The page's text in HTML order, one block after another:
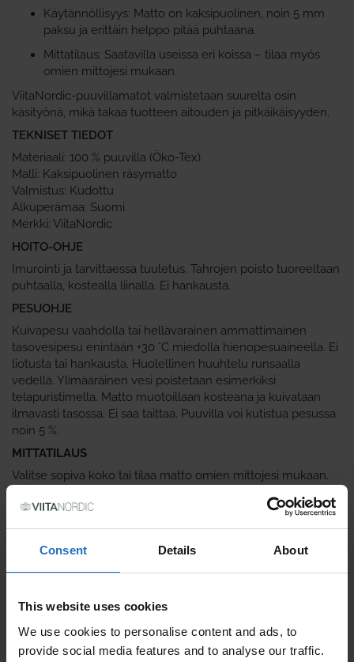
Consent Details About
This website uses cookies
We use cookies to personalise content and ads, to
provide social media features and to analyse our traffic.
Käytännöllisyys: Matto on kaksipuolinen, noin 5 mm
paksu ja erittäin helppo pitää puhtaana.
Mittatilaus: Saatavilla useissa eri koissa – tilaa myös
omien mittojesi mukaan.
ViitaNordic-puuvillamatot valmistetaan suurelta osin
käsityönä, mikä takaa tuotteen aitouden ja pitkäikäisyyden.
TEKNISET TIEDOT
Materiaali: 100 % puuvilla (Öko-Tex)
Malli: Kaksipuolinen räsymatto
Valmistus: Kudottu
Alkuperämaa: Suomi
Merkki: ViitaNordic
HOITO-OHJE
Imurointi ja tarvittaessa tuuletus. Tahrojen poisto tuoreeltaan
puhtaalla, kostealla liinalla. Ei hankausta.
PESUOHJE
Kuivapesu vaahdolla tai hellävarainen ammattimainen
tasovesipesu enintään +30 °C miedolla hienopesuaineella. Ei
liotusta tai hankausta. Huolellinen huuhtelu runsaalla
vedellä. Ylimääräinen vesi poistetaan esimerkiksi
telapuristimella. Matto muotoillaan kosteana ja kuivataan
ilmavasti tasossa. Ei saa taittaa. Puuvilla voi kutistua pesussa
noin 5 %.
MITTATILAUS
Valitse sopiva koko tai tilaa matto omien mittojesi mukaan.
Tilaa Kevät-puuvillamatto jo tänään ja tuo kotiisi
suomalaisen käsityön laatua, kestävyyttä ja ajatonta tyyliä.